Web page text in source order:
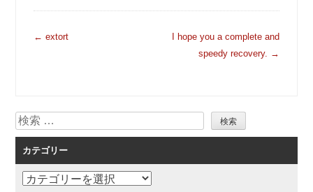
投
ー
シ
ョ
ン
← extort
I hope you a complete and
speedy recovery. →
検
索
カテゴリー
カ